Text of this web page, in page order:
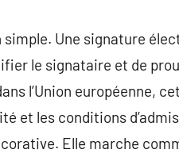
Une signature
le signataire et de
l’Union européenne,
et les conditions
Elle marche